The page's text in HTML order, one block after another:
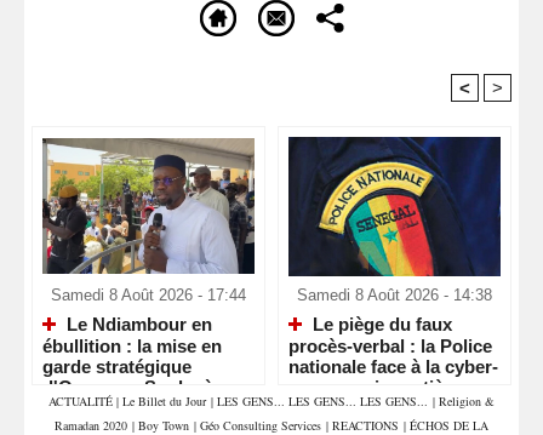
< >
Samedi 8 Août 2026 - 17:44
Le Ndiambour en
ébullition : la mise en
garde stratégique
d'Ousmane Sonko à
Louga
Samedi 8 Août 2026 - 14:38
Le piège du faux
procès-verbal : la Police
nationale face à la cyber-
escroquerie routière
ACTUALITÉ | Le Billet du Jour | LES GENS... LES GENS... LES GENS... | Religion &
Ramadan 2020 | Boy Town | Géo Consulting Services | REACTIONS | ÉCHOS DE LA